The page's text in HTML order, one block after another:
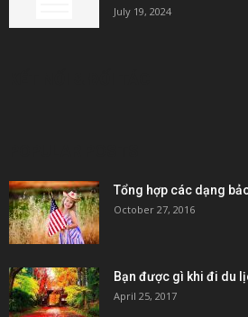
July 19, 2024
Tổng hợp các dạng
October 27, 2016
Bạn được gì khi đi du
April 25, 2017